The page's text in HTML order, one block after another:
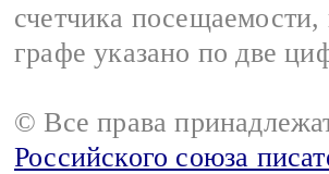
счетчика
графе указано по две
© Все права
Российского союза